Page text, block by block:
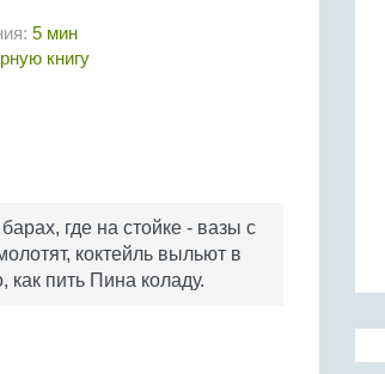
5 мин
книгу
где на стойке - вазы с
коктейль выльют в
как пить Пина коладу.